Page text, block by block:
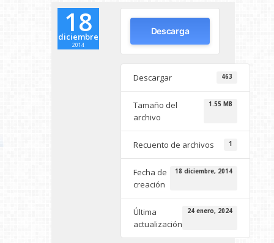
18
diciembre
2014
Descarga
Descargar 463
Tamaño del
archivo
1.55 MB
Recuento de archivos 1
Fecha de
creación
18 diciembre, 2014
Última
actualización
24 enero, 2024